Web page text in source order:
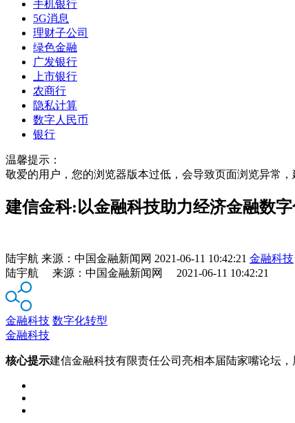
手机银行
5G消息
理财子公司
绿色金融
广发银行
上市银行
农商行
隐私计算
数字人民币
银行
温馨提示：
敬爱的用户，您的浏览器版本过低，会导致页面浏览异常
建信金科:以金融科技助力经济金融数
陆宇航 来源： 中国金融新闻网 2021-06-11 10:42:21 金融科技
陆宇航 来源：中国金融新闻网 2021-06-11 10:42:21
金融科技 数字化转型
金融科技
核心提示建信金融科技有限责任公司亮相本届陆家嘴论坛